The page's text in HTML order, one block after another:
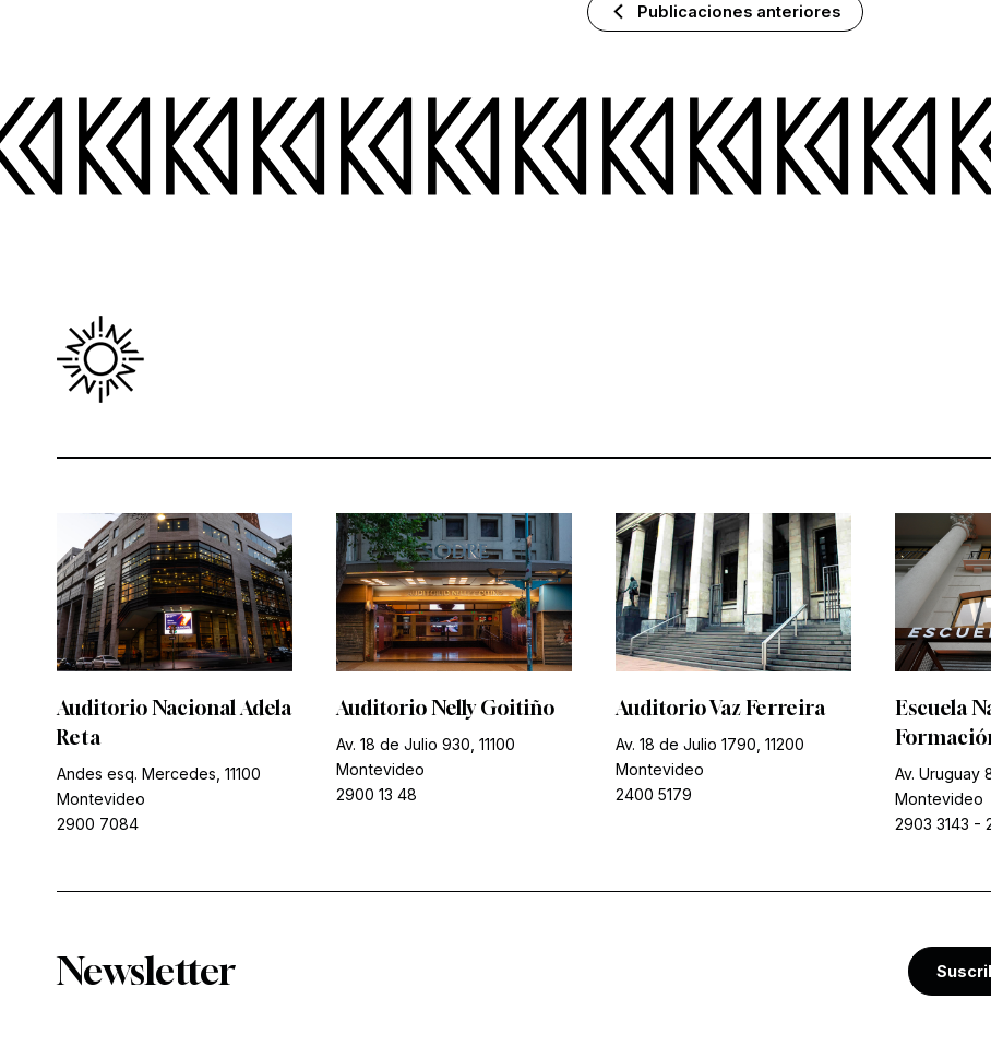
Publicaciones anteriores
Auditorio Nacional Adela
Reta
Andes esq. Mercedes, 11100
Montevideo
2900 7084
Auditorio Nelly Goitiño
Av. 18 de Julio 930, 11100
Montevideo
2900 13 48
Auditorio Vaz Ferreira
Av. 18 de Julio 1790, 11200
Montevideo
2400 5179
Escuela
Av. Uruguay
Montevideo
2903 3143 -
Newsletter